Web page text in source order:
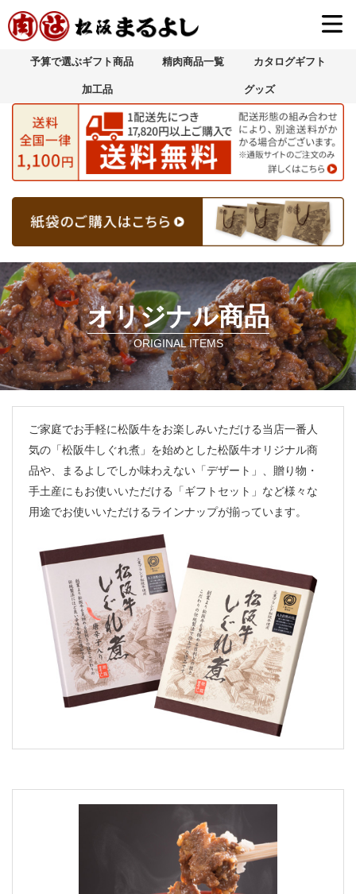
予算で選ぶギフト商品 精肉商品一覧 カタログギフト
加工品 グッズ
オリジナル商品
ORIGINAL ITEMS
ご家庭でお手軽に松阪牛をお楽しみいただける当店一番人
気の「松阪牛しぐれ煮」を始めとした松阪牛オリジナル商
品や、まるよしでしか味わえない「デザート」、贈り物・
手土産にもお使いいただける「ギフトセット」など様々な
用途でお使いいただけるラインナップが揃っています。